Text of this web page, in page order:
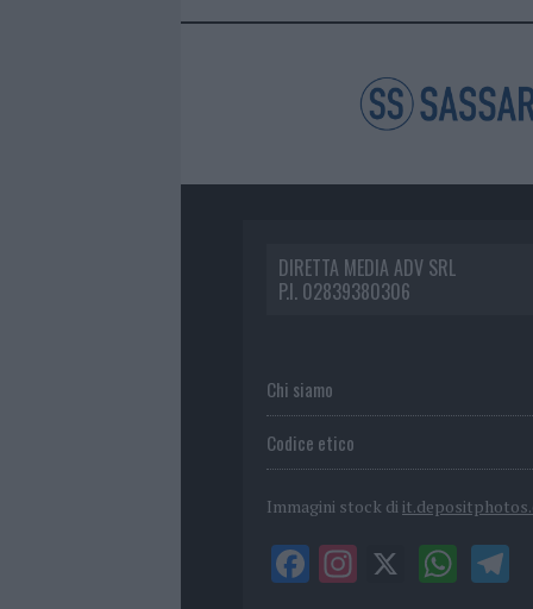
DIRETTA MEDIA ADV SRL
P.I. 02839380306
Chi siamo
Codice etico
Immagini stock di